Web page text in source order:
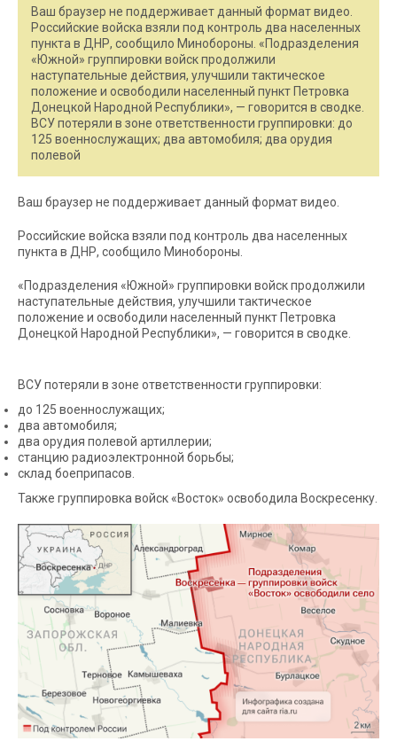
Ваш браузер не поддерживает данный формат видео.
Российские войска взяли под контроль два населенных
пункта в ДНР, сообщило Минобороны. «Подразделения
«Южной» группировки войск продолжили
наступательные действия, улучшили тактическое
положение и освободили населенный пункт Петровка
Донецкой Народной Республики», — говорится в сводке.
ВСУ потеряли в зоне ответственности группировки: до
125 военнослужащих; два автомобиля; два орудия
полевой
Ваш браузер не поддерживает данный формат видео.
Российские войска взяли под контроль два населенных
пункта в ДНР, сообщило Минобороны.
«Подразделения «Южной» группировки войск продолжили
наступательные действия, улучшили тактическое
положение и освободили населенный пункт Петровка
Донецкой Народной Республики», — говорится в сводке.
ВСУ потеряли в зоне ответственности группировки:
до 125 военнослужащих;
два автомобиля;
два орудия полевой артиллерии;
станцию радиоэлектронной борьбы;
склад боеприпасов.
Также группировка войск «Восток» освободила Воскресенку.